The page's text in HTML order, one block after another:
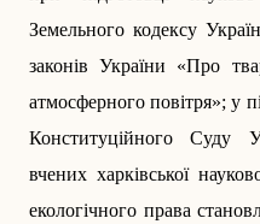
Земельного кодексу
законів України «Про
атмосферного повітря»; у
Конституційного Суду
вчених харківської
екологічного права